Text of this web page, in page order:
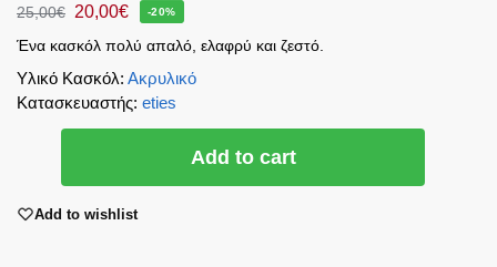
25,00€ 20,00€ -20%
Ένα κασκόλ πολύ απαλό, ελαφρύ και ζεστό.
Υλικό Κασκόλ: Ακρυλικό
Κατασκευαστής: eties
Add to cart
Add to wishlist